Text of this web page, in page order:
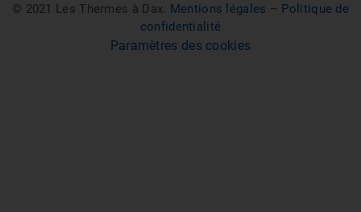
© 2021 Les Thermes à Dax. Mentions légales – Politique de
confidentialité
Paramètres des cookies